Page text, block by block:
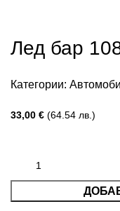
Лед бар
Категории:
33,00 € (64.54 лв.)